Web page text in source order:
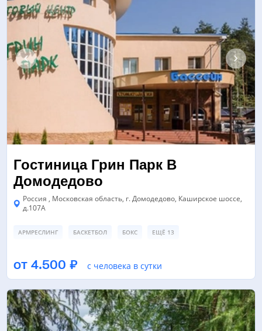
Гостиница Грин Парк В
Домодедово
Россия , Московская область, г. Домодедово, Каширское шоссе,
д.107А
АРМРЕСЛИНГ БАСКЕТБОЛ БОКС ЕЩЁ 13
КОНФЕРЕНЦ-ЗАЛ/БАНКЕТНЫЙ ЗАЛ
ЕЩЁ 8
от 4.500 ₽ с человека в сутки